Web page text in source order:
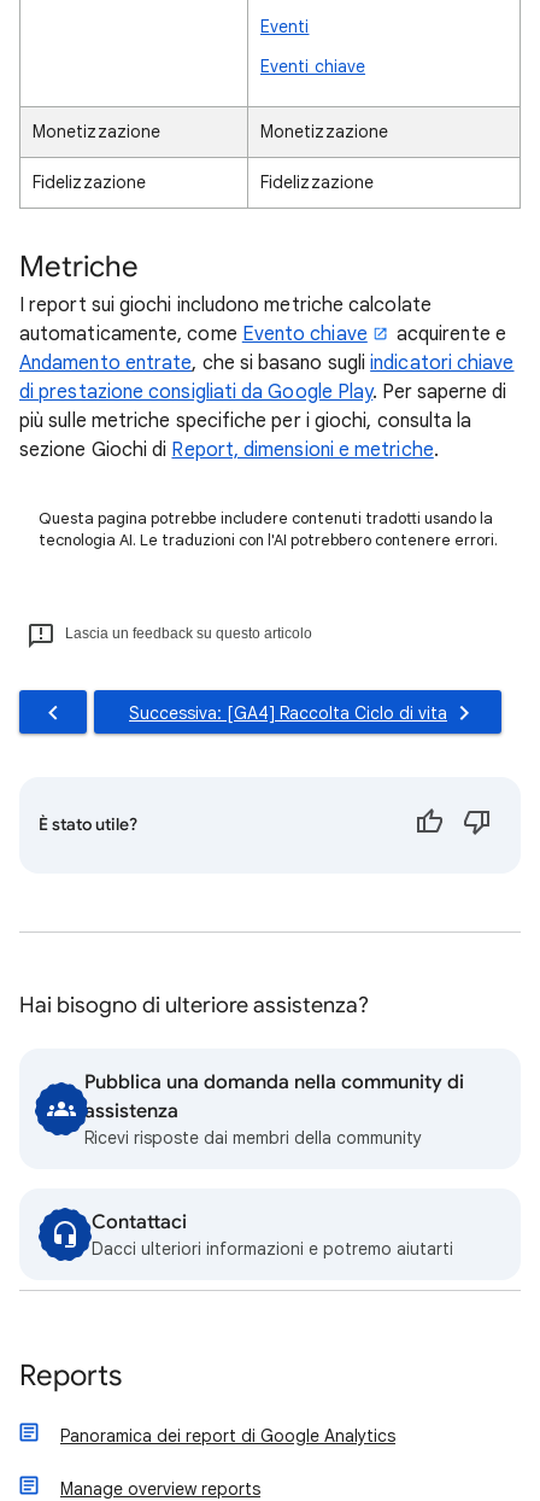
Eventi
Eventi chiave
Monetizzazione Monetizzazione
Fidelizzazione Fidelizzazione
Metriche
I report sui giochi includono metriche calcolate
automaticamente, come Evento chiave
acquirente e
Andamento entrate, che si basano sugliindicatori chiave
di prestazione consigliati da Google Play. Per saperne di
più sulle metriche specifiche per i giochi, consulta la
sezione Giochi di Report, dimensioni e metriche.
Questa pagina potrebbe includere contenuti tradotti usando la
tecnologia AI. Le traduzioni con l'AI potrebbero contenere errori.
Lascia un feedback su questo articolo
Successiva: [GA4] Raccolta Ciclo di vita
È stato utile?
Hai bisogno di ulteriore assistenza?
Pubblica una domanda nella community di
assistenza
Ricevi risposte dai membri della community
Contattaci
Dacci ulteriori informazioni e potremo aiutarti
Reports
Panoramica dei report di Google Analytics
Manage overview reports